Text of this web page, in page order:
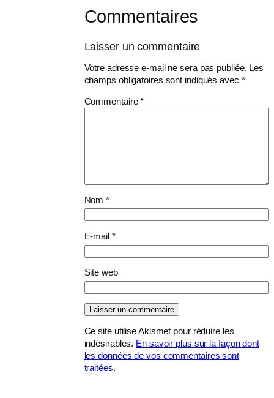
Commentaires
Laisser un commentaire
Votre adresse e-mail ne sera pas publiée. Les
champs obligatoires sont indiqués avec *
Commentaire*
Nom*
E-mail *
Site web
Ce site utilise Akismet pour réduire les
indésirables. En savoir plus sur la façon dont
les données de vos commentaires sont
traitées.